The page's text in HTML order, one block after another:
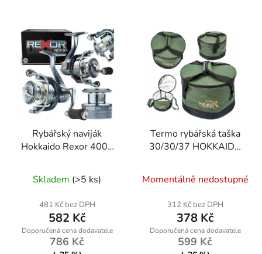
Rybářský naviják
Hokkaido Rexor 4000
hliníková cívka pro
přívlač
Skladem (>5 ks)
481 Kč bez DPH
582 Kč
786 Kč
Termo rybářská taška
30/30/37 HOKKAIDO
Momentálně nedostupné
312 Kč bez DPH
378 Kč
599 Kč